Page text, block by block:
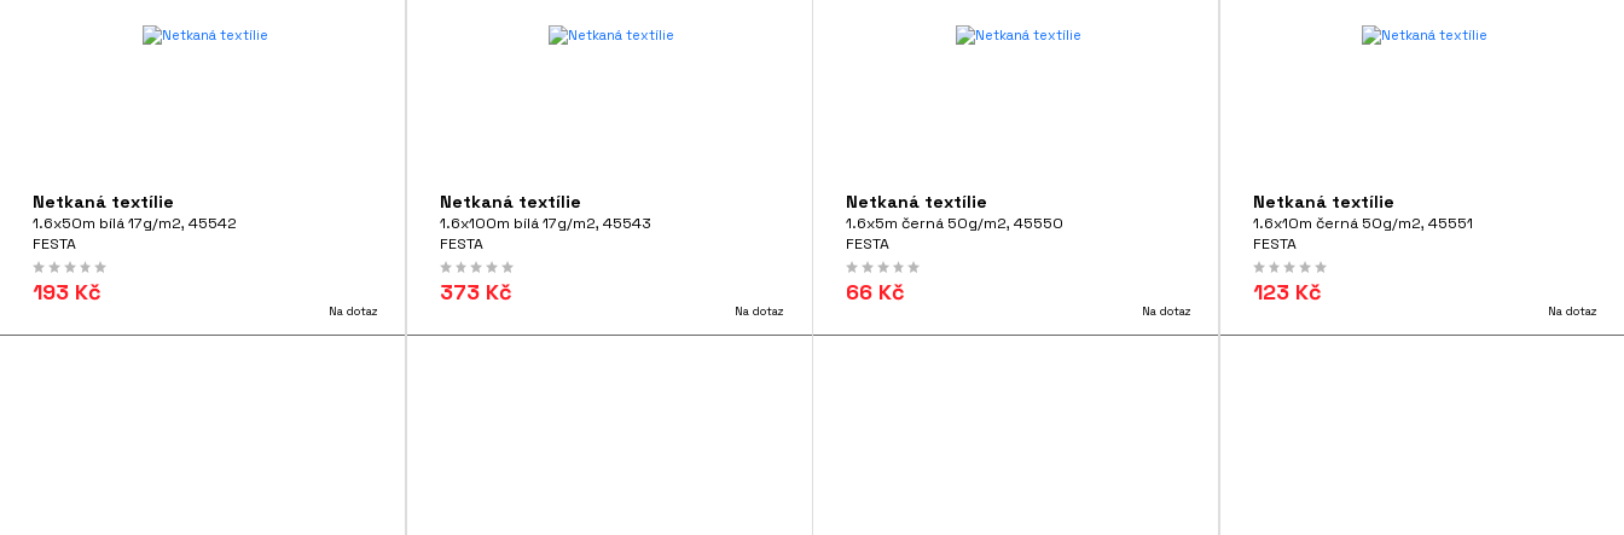
Netkaná textílie
1.6x50m bílá 17g/m2, 45542
FESTA
193 Kč
Na dotaz
Netkaná textílie
1.6x100m bílá 17g/m2, 45543
FESTA
373 Kč
Na dotaz
Netkaná textílie
1.6x5m černá 50g/m2, 45550
FESTA
66 Kč
Na dotaz
Netkaná textílie
1.6x10m černá 50g/m2, 45551
FESTA
123 Kč
Na dotaz